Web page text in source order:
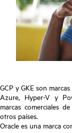
GCP y GKE son
Azure, Hyper-V y
marcas comerciales
otros países.
Oracle es una marca